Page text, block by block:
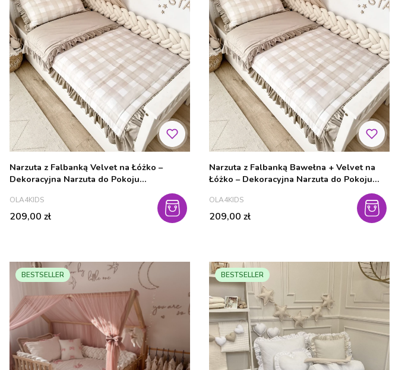
Narzuta z Falbanką Velvet na Łóżko –
Dekoracyjna Narzuta do Pokoju
PRODUCENT
OLA4KIDS
Cena
209,00 zł
Narzuta z Falbanką Bawełna + Velvet na
Łóżko – Dekoracyjna Narzuta do Pokoju
PRODUCENT
OLA4KIDS
Cena
209,00 zł
BESTSELLER BESTSELLER